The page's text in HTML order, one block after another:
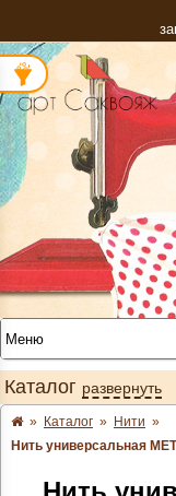
Каталог развернуть
» Каталог » Нити »
Нить универсальная